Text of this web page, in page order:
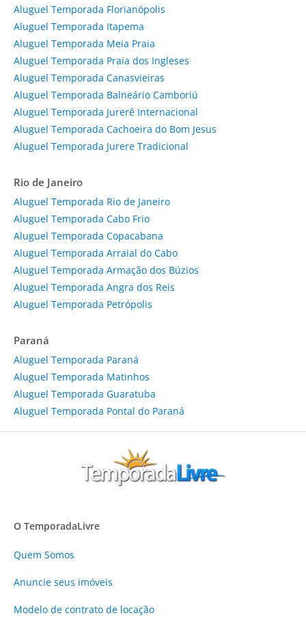
Aluguel Temporada Florianópolis
Aluguel Temporada Itapema
Aluguel Temporada Meia Praia
Aluguel Temporada Praia dos Ingleses
Aluguel Temporada Canasvieiras
Aluguel Temporada Balneário Camboriú
Aluguel Temporada Jurerê Internacional
Aluguel Temporada Cachoeira do Bom Jesus
Aluguel Temporada Jurere Tradicional
Rio de Janeiro
Aluguel Temporada Rio de Janeiro
Aluguel Temporada Cabo Frio
Aluguel Temporada Copacabana
Aluguel Temporada Arraial do Cabo
Aluguel Temporada Armação dos Búzios
Aluguel Temporada Angra dos Reis
Aluguel Temporada Petrópolis
Paraná
Aluguel Temporada Paraná
Aluguel Temporada Matinhos
Aluguel Temporada Guaratuba
Aluguel Temporada Pontal do Paraná
O TemporadaLivre
Quem Somos
Anuncie seus imóveis
Modelo de contrato de locação